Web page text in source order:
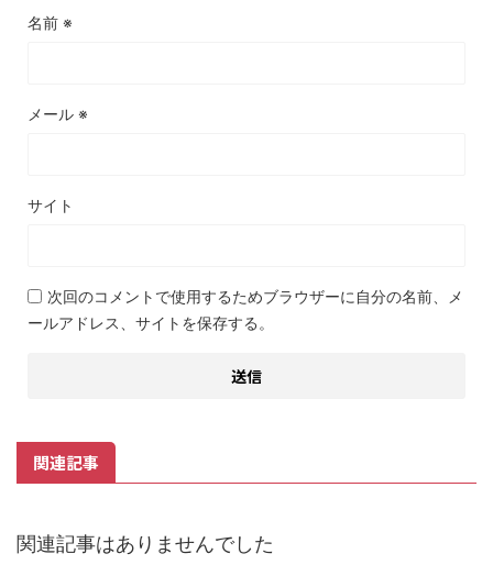
名前 ※
メール ※
サイト
次回のコメントで使用するためブラウザーに自分の名前、メ
ールアドレス、サイトを保存する。
関連記事
関連記事はありませんでした